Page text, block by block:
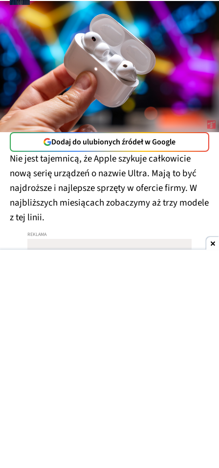
Dodaj do ulubionych źródeł w Google
Nie jest tajemnicą, że Apple szykuje całkowicie
nową serię urządzeń o nazwie Ultra. Mają to być
najdroższe i najlepsze sprzęty w ofercie firmy. W
najbliższych miesiącach zobaczymy aż trzy modele
z tej linii.